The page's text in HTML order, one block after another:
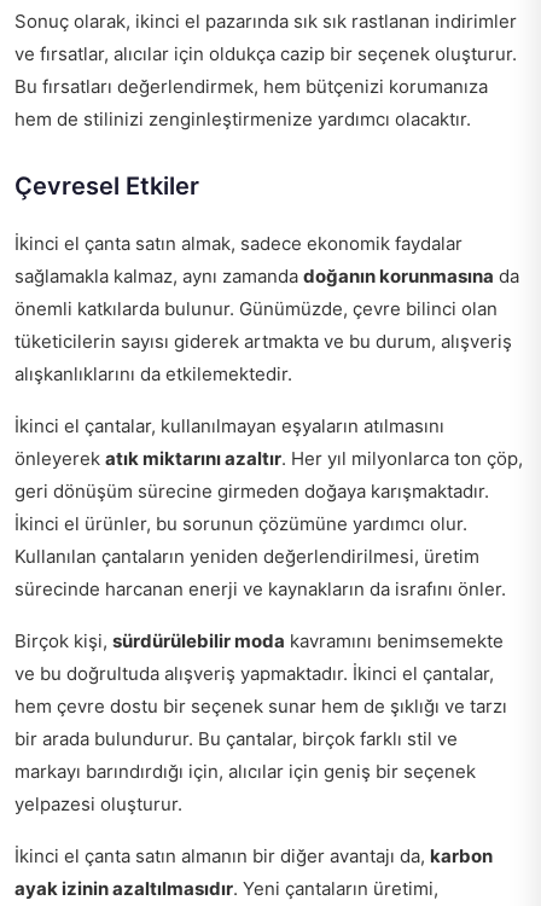
Sonuç olarak, ikinci el pazarında sık sık rastlanan indirimler
ve fırsatlar, alıcılar için oldukça cazip bir seçenek oluşturur.
Bu fırsatları değerlendirmek, hem bütçenizi korumanıza
hem de stilinizi zenginleştirmenize yardımcı olacaktır.
Çevresel Etkiler
İkinci el çanta satın almak, sadece ekonomik faydalar
sağlamakla kalmaz, aynı zamanda doğanın korunmasına da
önemli katkılarda bulunur. Günümüzde, çevre bilinci olan
tüketicilerin sayısı giderek artmakta ve bu durum, alışveriş
alışkanlıklarını da etkilemektedir.
İkinci el çantalar, kullanılmayan eşyaların atılmasını
önleyerek atık miktarını azaltır. Her yıl milyonlarca ton çöp,
geri dönüşüm sürecine girmeden doğaya karışmaktadır.
İkinci el ürünler, bu sorunun çözümüne yardımcı olur.
Kullanılan çantaların yeniden değerlendirilmesi, üretim
sürecinde harcanan enerji ve kaynakların da israfını önler.
Birçok kişi, sürdürülebilir moda kavramını benimsemekte
ve bu doğrultuda alışveriş yapmaktadır. İkinci el çantalar,
hem çevre dostu bir seçenek sunar hem de şıklığı ve tarzı
bir arada bulundurur. Bu çantalar, birçok farklı stil ve
markayı barındırdığı için, alıcılar için geniş bir seçenek
yelpazesi oluşturur.
İkinci el çanta satın almanın bir diğer avantajı da, karbon
ayak izinin azaltılmasıdır. Yeni çantaların üretimi,